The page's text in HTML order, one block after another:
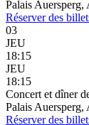
Palais Auersperg,
Réserverdes
03
JEU
18:15
JEU
18:15
Concert et dîner
Palais Auersperg,
Réserverdes